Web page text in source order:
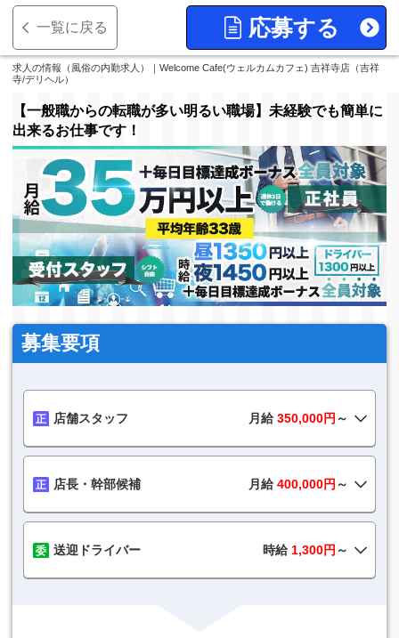
一覧に戻る 応募する
求人の情報（風俗の内勤求人）｜Welcome Cafe(ウェルカムカフェ) 吉祥寺店（吉祥
寺/デリヘル）
【一般職からの転職が多い明るい職場】未経験でも簡単に
出来るお仕事です！
募集要項
店舗スタッフ 月給 350,000円 ～
店長・幹部候補 月給 400,000円 ～
送迎ドライバー 時給 1,300円 ～